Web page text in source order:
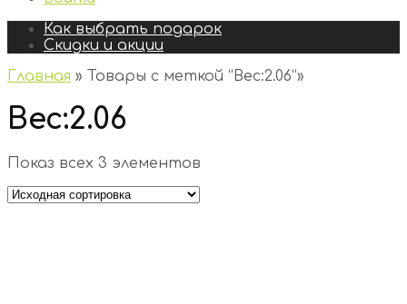
Как выбрать подарок
Скидки и акции
Главная » Товары с меткой “Вес:2.06”»
Вес:2.06
Показ всех 3 элементов